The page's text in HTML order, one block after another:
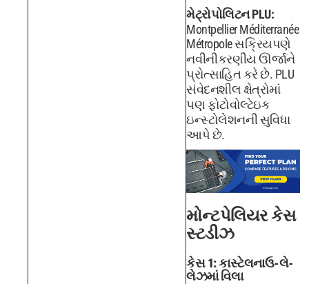
મેટ્રોપોલિટન PLU:
Montpellier Méditerranée
Métropole સક્રિયપણે
નવીનીકરણીય ઊર્જાને
પ્રોત્સાહિત કરે છે. PLU
સંવેદનશીલ ક્ષેત્રોમાં
પણ ફોટોવોલ્ટેઇક
ઇન્સ્ટોલેશનની સુવિધા
આપે છે.
મોન્ટપેલિયર કેસ
સ્ટડીઝ
કેસ 1: કાસ્ટેલનાઉ-લે-
લેઝમાં વિલા